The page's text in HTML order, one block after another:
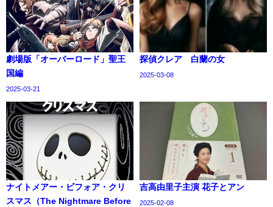
劇場版「オーバーロード」聖王
国編
2025-03-21
探偵クレア 白蘭の女
2025-03-08
ナイトメアー・ビフォア・クリ
スマス（The Nightmare Before
吉高由里子主演 花子とアン
2025-02-08